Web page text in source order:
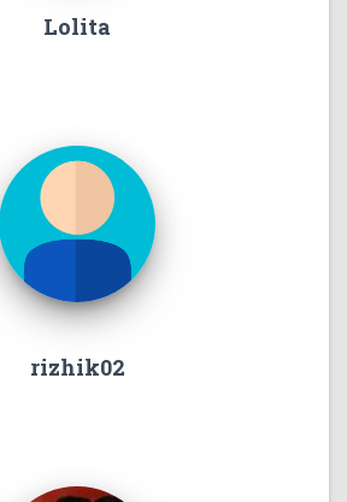
Lolita
rizhik02